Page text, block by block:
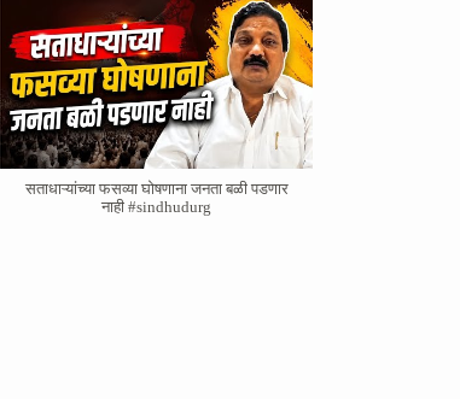
सताधाऱ्यांच्या फसव्या घोषणाना जनता बळी पडणार
नाही #sindhudurg